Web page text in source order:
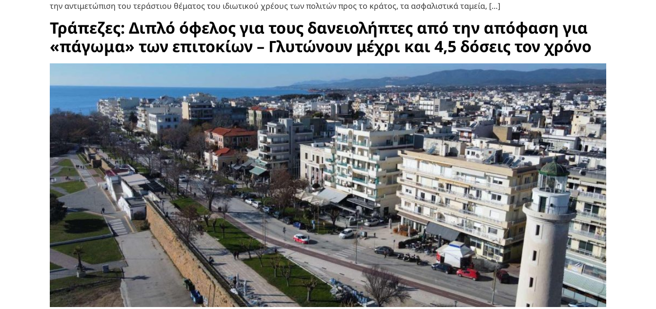
την αντιμετώπιση του τεράστιου θέματος του ιδιωτικού χρέους των πολιτών προς το κράτος, τα ασφαλιστικά ταμεία, […]
Τράπεζες: Διπλό όφελος για τους δανειολήπτες από την απόφαση για
«πάγωμα» των επιτοκίων – Γλυτώνουν μέχρι και 4,5 δόσεις τον χρόνο